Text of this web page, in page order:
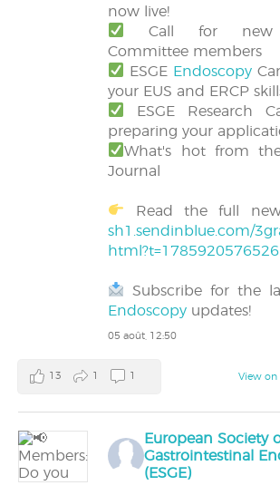
now live!
Call for new
Committee members
ESGE Endoscopy
your EUS and ERCP
ESGE Research
preparing your
What's hot from
Journal
Read the full
sh1.sendinblue.com/
html?t=1785920576526
Subscribe for the
Endoscopy updates!
05 août, 12:50
View on
13 1 1
European Society
Gastrointestinal
(ESGE)